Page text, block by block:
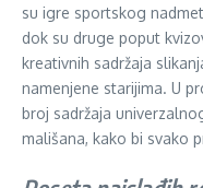
su igre sportskog
dok su druge poput
kreativnih sadržaja
namenjene starijima. U
broj sadržaja
mališana, kako bi svako